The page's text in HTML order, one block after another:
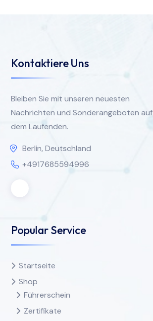
Kontaktiere Uns
Bleiben Sie mit unseren neuesten
Nachrichten und Sonderangeboten auf
dem Laufenden.
Berlin, Deutschland
+4917685594996
Popular Service
Startseite
Shop
Führerschein
Zertifikate